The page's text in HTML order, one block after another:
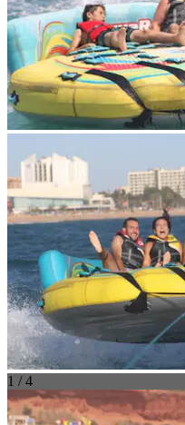
1 / 4